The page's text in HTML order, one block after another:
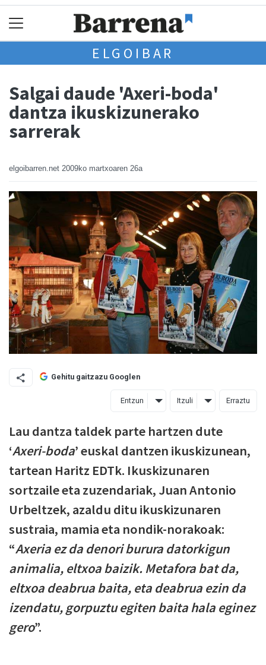
ELGOIBAR
Salgai daude 'Axeri-boda'
dantza ikuskizunerako
sarrerak
elgoibarren.net 2009ko martxoaren 26a
Gehitu gaitzazu Googlen
Entzun Itzuli Erraztu
Lau dantza taldek parte hartzen dute
‘Axeri-boda’ euskal dantzen ikuskizunean,
tartean Haritz EDTk. Ikuskizunaren
sortzaile eta zuzendariak, Juan Antonio
Urbeltzek, azaldu ditu ikuskizunaren
sustraia, mamia eta nondik-norakoak:
“Axeria ez da denori burura datorkigun
animalia, eltxoa baizik. Metafora bat da,
eltxoa deabrua baita, eta deabrua ezin da
izendatu, gorpuztu egiten baita hala eginez
gero”.